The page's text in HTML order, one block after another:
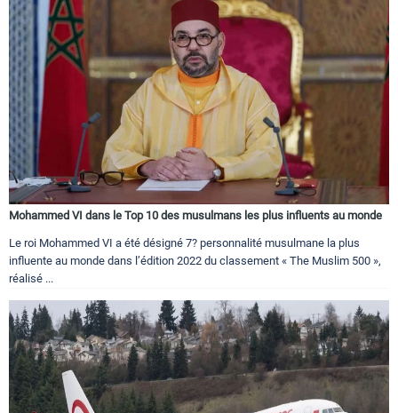
Mohammed VI dans le Top 10 des musulmans les plus influents au monde
Le roi Mohammed VI a été désigné 7? personnalité musulmane la plus
influente au monde dans l’édition 2022 du classement « The Muslim 500 »,
réalisé ...